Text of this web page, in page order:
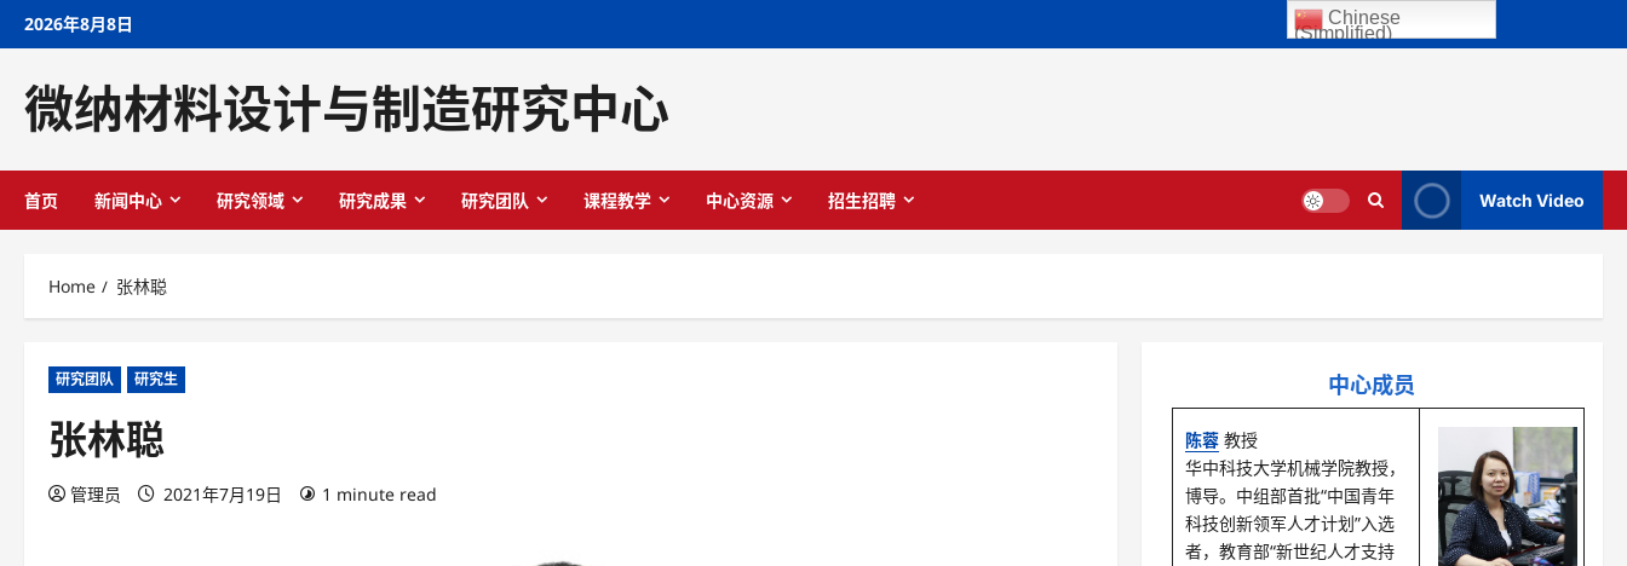
Skip2026年8月8日
微纳材料设计与制造研究中心
首页 新闻中心 研究领域 研究成果 研究团队 课程教学 中心资源 招生招聘 Watch Video
Home 张林聪
研究团队 研究生
张林聪
管理员 2021年7月19日 1 minute read
中心成员
陈蓉教授
华中科技大学机械学院教授，
博导。中组部首批“中国青年
科技创新领军人才计划”入选
者，教育部“新世纪人才支持
Chinese
(Simplified)